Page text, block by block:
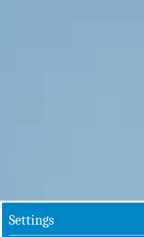
Settings